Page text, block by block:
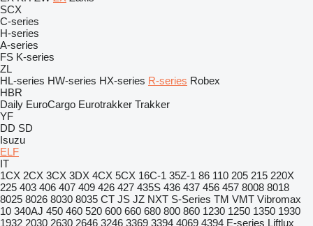
SCX
C-series
H-series
A-series
FS K-series
ZL
HL-series HW-series HX-series R-series Robex
HBR
Daily EuroCargo Eurotrakker Trakker
YF
DD SD
Isuzu
ELF
IT
1CX 2CX 3CX 3DX 4CX 5CX 16C-1 35Z-1 86 110 205 215 220X
225 403 406 407 409 426 427 435S 436 437 456 457 8008 8018
8025 8026 8030 8035 CT JS JZ NXT S-Series TM VMT Vibromax
10 340AJ 450 460 520 600 660 680 800 860 1230 1250 1350 1930
1932 2030 2630 2646 3246 3369 3394 4069 4394 E-series Liftlux